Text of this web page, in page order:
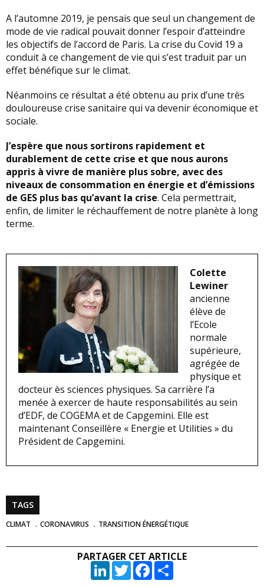
A l’automne 2019, je pensais que seul un changement de
mode de vie radical pouvait donner l’espoir d’atteindre
les objectifs de l’accord de Paris. La crise du Covid 19 a
conduit à ce changement de vie qui s’est traduit par un
effet bénéfique sur le climat.
Néanmoins ce résultat a été obtenu au prix d’une très
douloureuse crise sanitaire qui va devenir économique et
sociale.
J’espère que nous sortirons rapidement et
durablement de cette crise et que nous aurons
appris à vivre de manière plus sobre, avec des
niveaux de consommation en énergie et d’émissions
de GES plus bas qu’avant la crise. Cela permettrait,
enfin, de limiter le réchauffement de notre planète à long
terme.
Colette
Lewiner
ancienne
élève de
l’Ecole
normale
supérieure,
agrégée de
physique et
docteur ès sciences physiques. Sa carrière l’a
menée à exercer de haute responsabilités au sein
d’EDF, de COGEMA et de Capgemini. Elle est
maintenant Conseillère « Energie et Utilities » du
Président de Capgemini.
TAGS
CLIMAT CORONAVIRUS TRANSITION ÉNERGÉTIQUE
PARTAGER CET ARTICLE
LinkedInTwitterFacebook